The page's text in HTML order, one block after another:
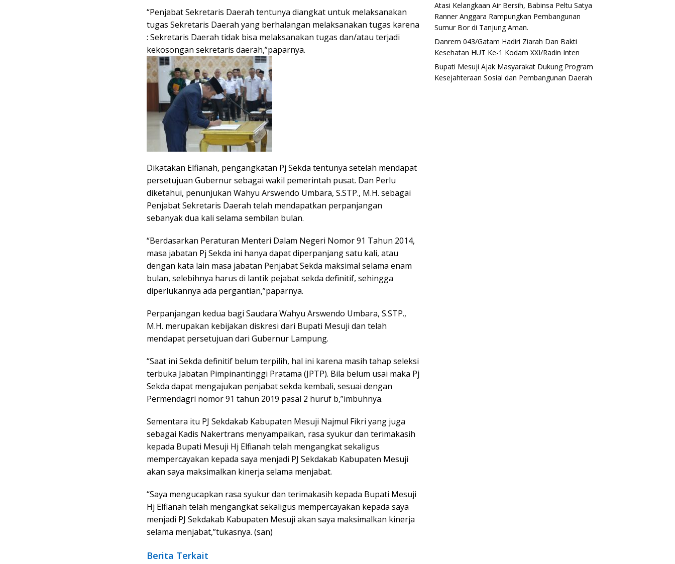
“Penjabat Sekretaris Daerah tentunya diangkat untuk melaksanakan
tugas Sekretaris Daerah yang berhalangan melaksanakan tugas karena
: Sekretaris Daerah tidak bisa melaksanakan tugas dan/atau terjadi
kekosongan sekretaris daerah,”paparnya.
Dikatakan Elfianah, pengangkatan Pj Sekda tentunya setelah mendapat
persetujuan Gubernur sebagai wakil pemerintah pusat. Dan Perlu
diketahui, penunjukan Wahyu Arswendo Umbara, S.STP., M.H. sebagai
Penjabat Sekretaris Daerah telah mendapatkan perpanjangan
sebanyak dua kali selama sembilan bulan.
“Berdasarkan Peraturan Menteri Dalam Negeri Nomor 91 Tahun 2014,
masa jabatan Pj Sekda ini hanya dapat diperpanjang satu kali, atau
dengan kata lain masa jabatan Penjabat Sekda maksimal selama enam
bulan, selebihnya harus di lantik pejabat sekda definitif, sehingga
diperlukannya ada pergantian,”paparnya.
Perpanjangan kedua bagi Saudara Wahyu Arswendo Umbara, S.STP.,
M.H. merupakan kebijakan diskresi dari Bupati Mesuji dan telah
mendapat persetujuan dari Gubernur Lampung.
“Saat ini Sekda definitif belum terpilih, hal ini karena masih tahap seleksi
terbuka Jabatan Pimpinantinggi Pratama (JPTP). Bila belum usai maka Pj
Sekda dapat mengajukan penjabat sekda kembali, sesuai dengan
Permendagri nomor 91 tahun 2019 pasal 2 huruf b,”imbuhnya.
Sementara itu PJ Sekdakab Kabupaten Mesuji Najmul Fikri yang juga
sebagai Kadis Nakertrans menyampaikan, rasa syukur dan terimakasih
kepada Bupati Mesuji Hj Elfianah telah mengangkat sekaligus
mempercayakan kepada saya menjadi PJ Sekdakab Kabupaten Mesuji
akan saya maksimalkan kinerja selama menjabat.
“Saya mengucapkan rasa syukur dan terimakasih kepada Bupati Mesuji
Hj Elfianah telah mengangkat sekaligus mempercayakan kepada saya
menjadi PJ Sekdakab Kabupaten Mesuji akan saya maksimalkan kinerja
selama menjabat,”tukasnya. (san)
Berita Terkait
Atasi Kelangkaan Air Bersih, Babinsa Peltu Satya
Ranner Anggara Rampungkan Pembangunan
Sumur Bor di Tanjung Aman.
Danrem 043/Gatam Hadiri Ziarah Dan Bakti
Kesehatan HUT Ke-1 Kodam XXI/Radin Inten
Bupati Mesuji Ajak Masyarakat Dukung Program
Kesejahteraan Sosial dan Pembangunan Daerah